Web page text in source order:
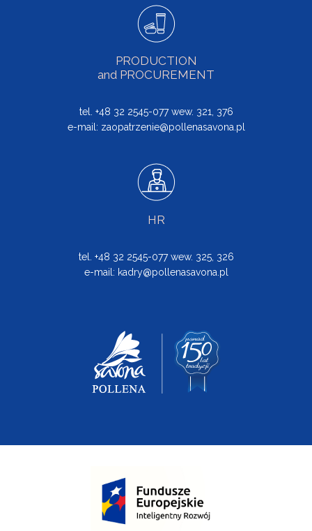
PRODUCTION
and PROCUREMENT
tel. +48 32 2545-077 wew. 321, 376
e-mail: zaopatrzenie@pollenasavona.pl
HR
tel. +48 32 2545-077 wew. 325, 326
e-mail: kadry@pollenasavona.pl